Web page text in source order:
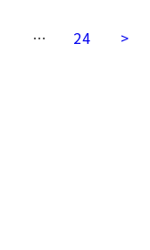
… 24 >